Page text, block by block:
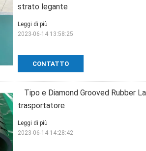
strato legante
CONTATTO
Leggi di più
2023-06-14 13:58:25
Tipo e Diamond Grooved Rubber
trasportatore
Leggi di più
2023-06-14 14:28:42